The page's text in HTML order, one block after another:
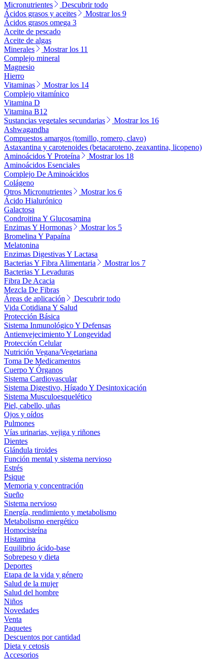
Micronutrientes
Descubrir todo
Ácidos grasos y aceites
Mostrar los 9
Ácidos grasos omega 3
Aceite de pescado
Aceite de algas
Minerales
Mostrar los 11
Complejo mineral
Magnesio
Hierro
Vitaminas
Mostrar los 14
Complejo vitamínico
Vitamina D
Vitamina B12
Sustancias vegetales secundarias
Mostrar los 16
Ashwagandha
Compuestos amargos (tomillo, romero, clavo)
Astaxantina y carotenoides (betacaroteno, zeaxantina, licopeno)
Aminoácidos Y Proteína
Mostrar los 18
Aminoácidos Esenciales
Complejo De Aminoácidos
Colágeno
Otros Micronutrientes
Mostrar los 6
Ácido Hialurónico
Galactosa
Condroitina Y Glucosamina
Enzimas Y Hormonas
Mostrar los 5
Bromelina Y Papaína
Melatonina
Enzimas Digestivas Y Lactasa
Bacterias Y Fibra Alimentaria
Mostrar los 7
Bacterias Y Levaduras
Fibra De Acacia
Mezcla De Fibras
Áreas de aplicación
Descubrir todo
Vida Cotidiana Y Salud
Protección Básica
Sistema Inmunológico Y Defensas
Antienvejecimiento Y Longevidad
Protección Celular
Nutrición Vegana/Vegetariana
Toma De Medicamentos
Cuerpo Y Órganos
Sistema Cardiovascular
Sistema Digestivo, Hígado Y Desintoxicación
Sistema Musculoesquelético
Piel, cabello, uñas
Ojos y oídos
Pulmones
Vías urinarias, vejiga y riñones
Dientes
Glándula tiroides
Función mental y sistema nervioso
Estrés
Psique
Memoria y concentración
Sueño
Sistema nervioso
Energía, rendimiento y metabolismo
Metabolismo energético
Homocisteína
Histamina
Equilibrio ácido-base
Sobrepeso y dieta
Deportes
Etapa de la vida y género
Salud de la mujer
Salud del hombre
Niños
Novedades
Venta
Paquetes
Descuentos por cantidad
Dieta y cetosis
Accesorios